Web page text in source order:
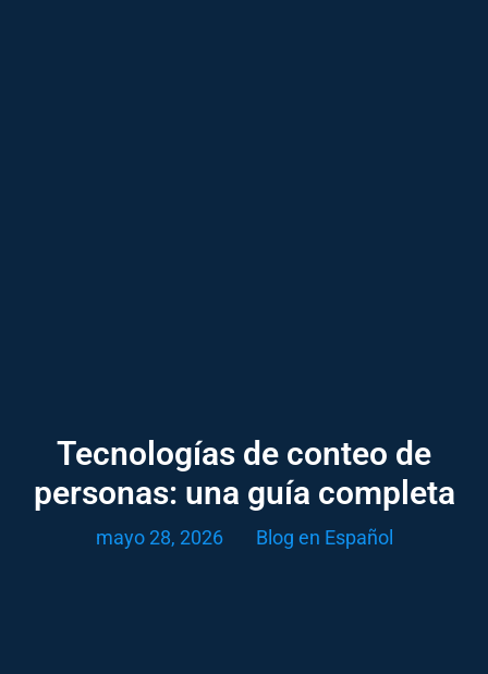
Tecnologías de conteo de
personas: una guía completa
mayo 28, 2026 Blog en Español